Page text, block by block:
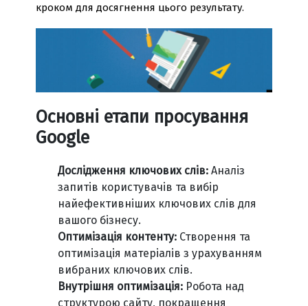
кроком для досягнення цього результату.
Основні етапи просування
Google
Дослідження ключових слів: Аналіз
запитів користувачів та вибір
найефективніших ключових слів для
вашого бізнесу.
Оптимізація контенту: Створення та
оптимізація матеріалів з урахуванням
вибраних ключових слів.
Внутрішня оптимізація: Робота над
структурою сайту, покращення